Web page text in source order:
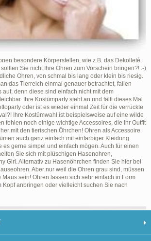
besondere Körperstellen, wie z.B. das Dekolleté
Sie nicht Ihre Ohren zum Vorschein bringen?! :-)
Ohren, von schmal bis lang oder klein bis riesig.
das Tierreich einmal genauer betrachtet, fallen
auf, denn diese sind einfach nicht mit dem
Ihre Kostümparty steht an und fällt dieses Mal
oder ist es wieder einmal Zeit für die verrückte
Ihre Kostümwahl ist beispielsweise auf eine wilde
fehlen noch einige wichtige Accessoires, die Ihr Outfit
mit den tierischen Öhrchen! Ohren als Accessoire
auch ganz einfach mit einfarbiger Kleidung
es gerne simpel und einfach mögen. Auch für einen
Sie sich mit plüschigen Hasenohren,
Girl. Alternativ zu Hasenöhrchen finden Sie hier bei
Aber nur weil die Ohren grau sind, müssen
sein! Ohren lassen sich sehr einfach in Form
Kopf anbringen oder vielleicht suchen Sie nach